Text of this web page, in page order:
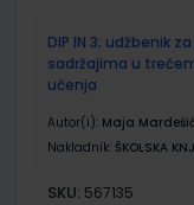
DIP IN 3; udžbenik
sadržajima u
učenja
Autor(i): Maja Mardešić
Nakladnik: ŠKOLSKA
SKU: 567135